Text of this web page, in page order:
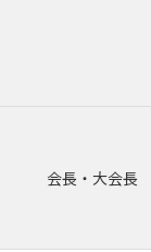
会長・大会長